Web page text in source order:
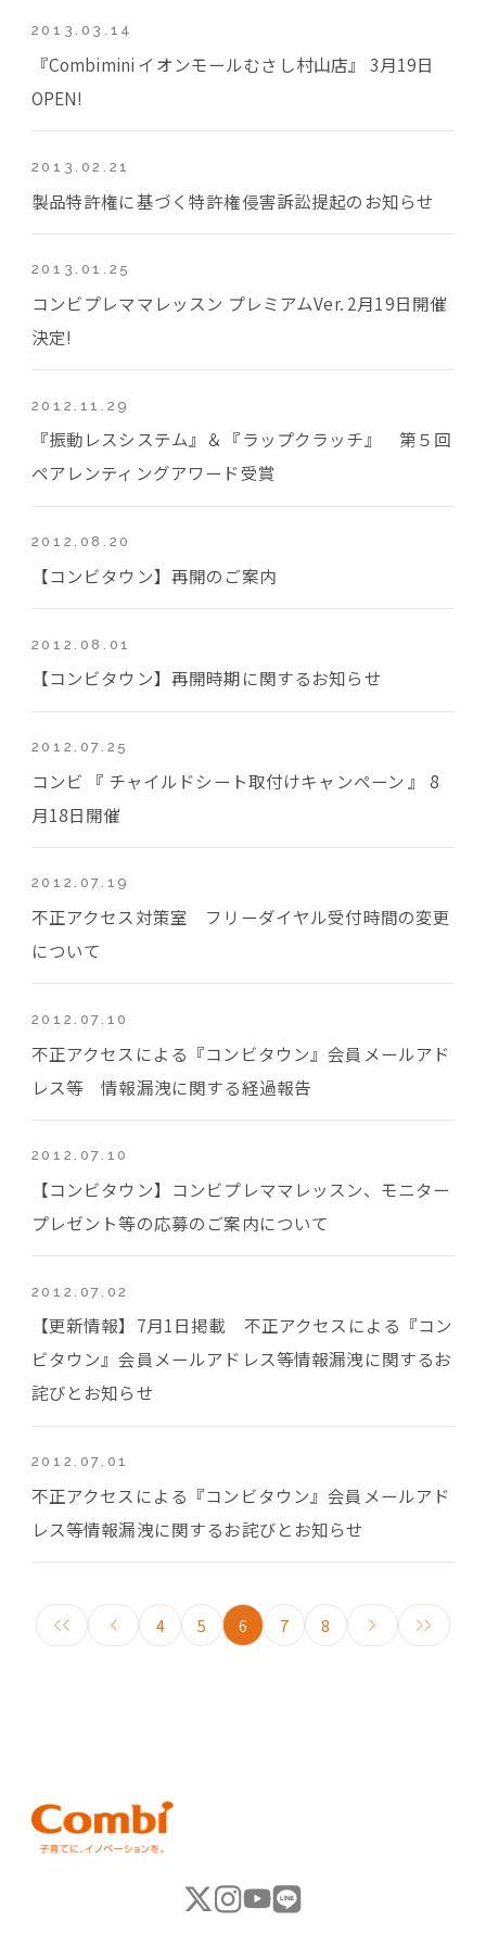
2013.03.14
『Combimini イオンモールむさし村山店』 3月19日
OPEN!
2013.02.21
製品特許権に基づく特許権侵害訴訟提起のお知らせ
2013.01.25
コンビプレママレッスン プレミアムVer. 2月19日開催
決定!
2012.11.29
『振動レスシステム』＆『ラップクラッチ』 第５回
ペアレンティングアワード受賞
2012.08.20
【コンビタウン】再開のご案内
2012.08.01
【コンビタウン】再開時期に関するお知らせ
2012.07.25
コンビ 『 チャイルドシート取付けキャンペーン 』 8
月18日開催
2012.07.19
不正アクセス対策室 フリーダイヤル受付時間の変更
について
2012.07.10
不正アクセスによる『コンビタウン』会員メールアド
レス等 情報漏洩に関する経過報告
2012.07.10
【コンビタウン】コンビプレママレッスン、モニター
プレゼント等の応募のご案内について
2012.07.02
【更新情報】7月1日掲載 不正アクセスによる『コン
ビタウン』会員メールアドレス等情報漏洩に関するお
詫びとお知らせ
2012.07.01
不正アクセスによる『コンビタウン』会員メールアド
レス等情報漏洩に関するお詫びとお知らせ
4 5 6 7 8